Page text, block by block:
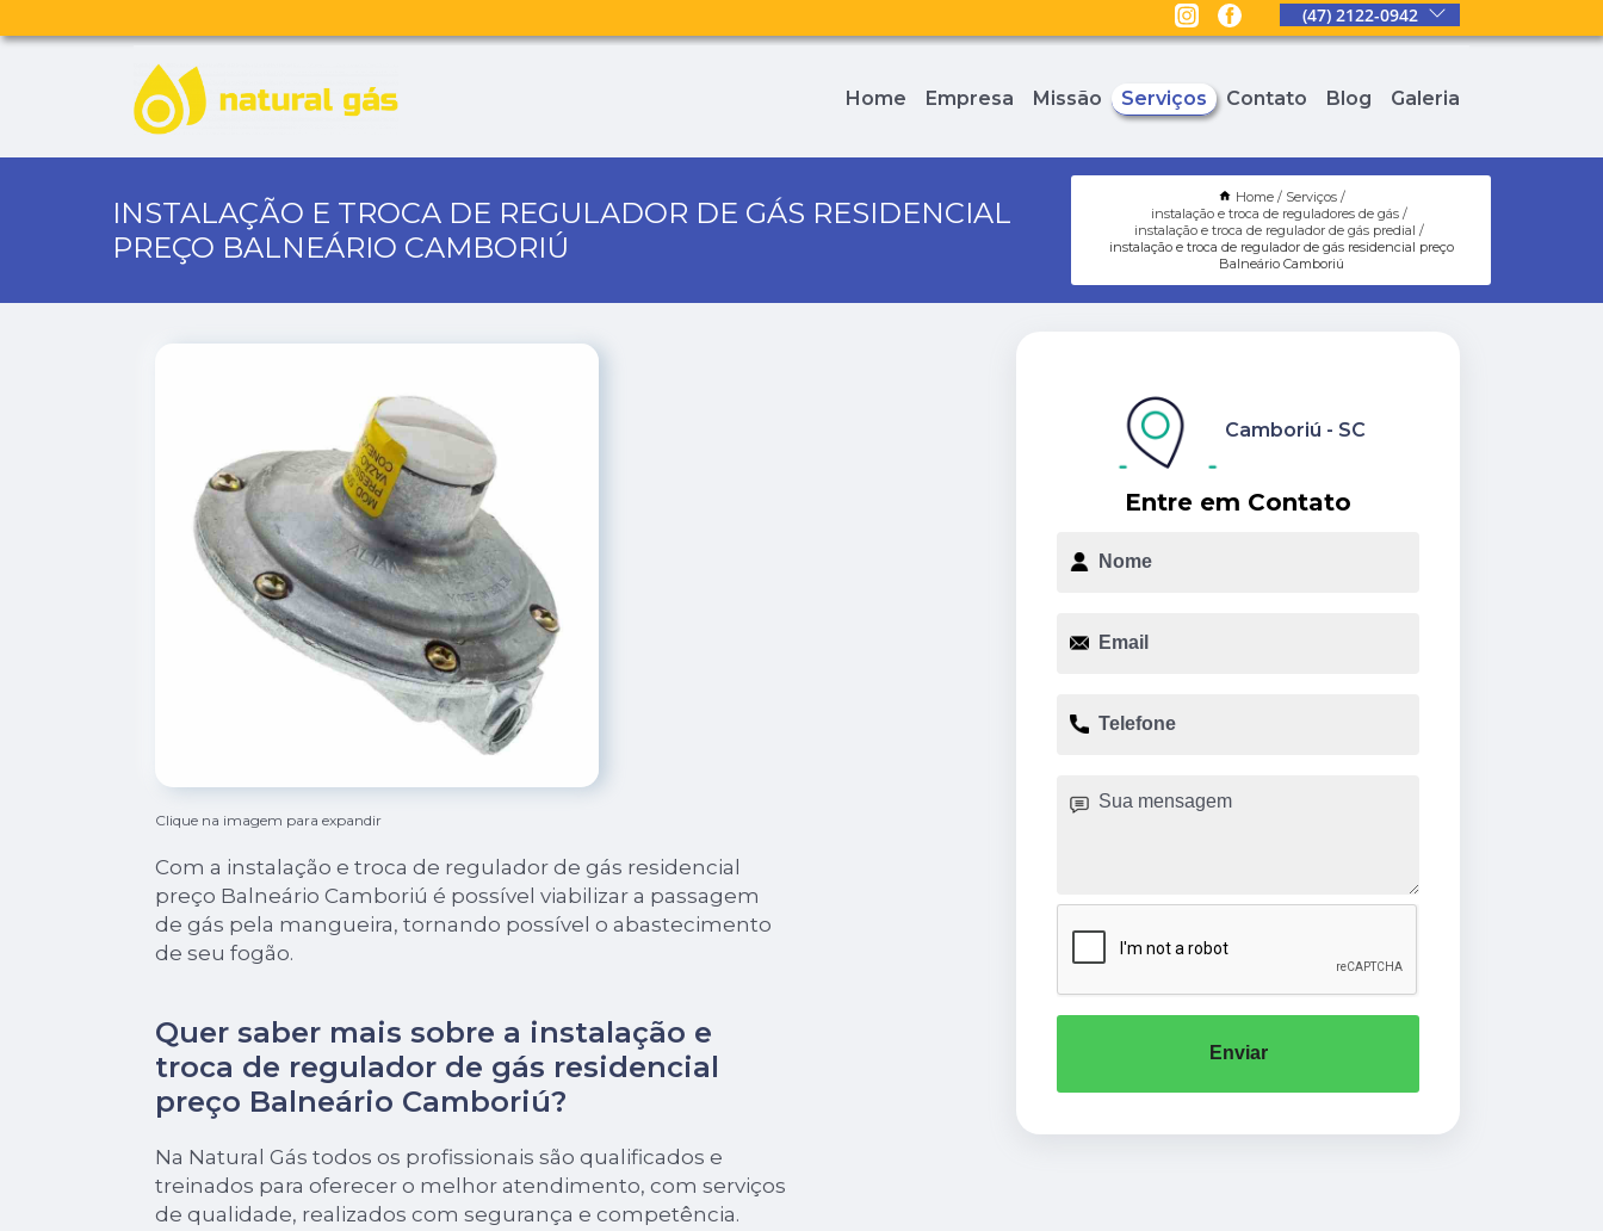
(47) 2122-0942
Home Empresa Missão Serviços Contato Blog Galeria
INSTALAÇÃO E TROCA DE REGULADOR DE GÁS RESIDENCIAL
PREÇO BALNEÁRIO CAMBORIÚ
Home
Serviços
instalação e troca de reguladores de gás
instalação e troca de regulador de gás predial
instalação e troca de regulador de gás residencial preço
Balneário Camboriú
Clique na imagem para expandir
Com a instalação e troca de regulador de gás residencial
preço Balneário Camboriú é possível viabilizar a passagem
de gás pela mangueira, tornando possível o abastecimento
de seu fogão.
Quer saber mais sobre a instalação e
troca de regulador de gás residencial
preço Balneário Camboriú?
Na Natural Gás todos os profissionais são qualificados e
treinados para oferecer o melhor atendimento, com serviços
de qualidade, realizados com segurança e competência.
Entre em Contato
Camboriú - SC
Enviar